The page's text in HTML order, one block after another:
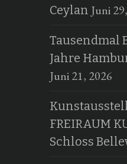
Ceylan Juni
Tausendmal
Jahre
Juni 21, 2026
FREIRAUM
Schloss